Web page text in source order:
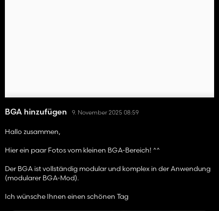
BGA hinzufügen 9. November 2025 08:59
Hallo zusammen,
Hier ein paar Fotos vom kleinen BGA-Bereich! ^^
Der BGA ist vollständig modular und komplex in der Anwendung
(modularer BGA-Mod).
Ich wünsche Ihnen einen schönen Tag